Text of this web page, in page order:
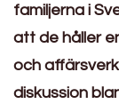
familjerna i
att de håller
och
diskussion